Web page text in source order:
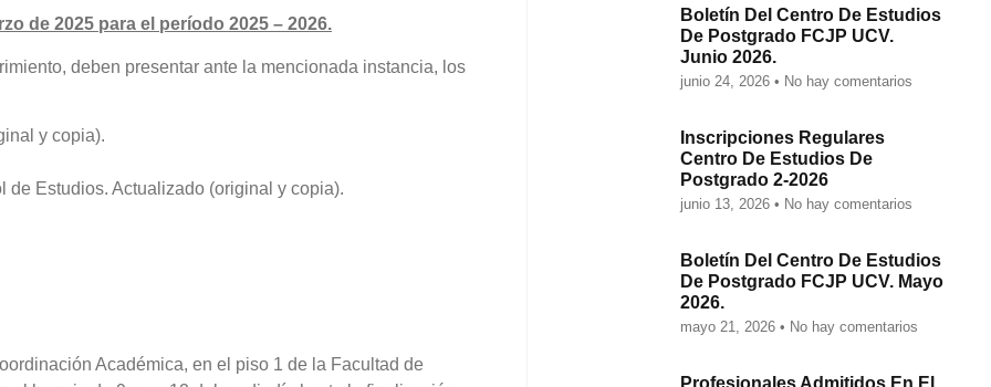
de 2025 para el período 2025 – 2026.
deben presentar ante la mencionada instancia, los
y copia).
de Estudios. Actualizado (original y copia).
Académica, en el piso 1 de la Facultad de
Boletín Del Centro De Estudios
De Postgrado FCJP UCV.
Junio 2026.
junio 24, 2026 No hay comentarios
Inscripciones Regulares
Centro De Estudios De
Postgrado 2-2026
junio 13, 2026 No hay comentarios
Boletín Del Centro De Estudios
De Postgrado FCJP UCV. Mayo
2026.
mayo 21, 2026 No hay comentarios
Profesionales Admitidos En El